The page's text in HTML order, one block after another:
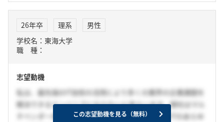
す。
26年卒 理系
男性
学校名：東海大学
職 種：
志望動機
私は、最先端のIT技術の活用により多くの業界の企業課題を
解決できるエンジニアになりたいと考えいます。御社はマル
チベンダー体制を構築していて、国内外においてITのあらゆ
この志望動機を見る（無料）